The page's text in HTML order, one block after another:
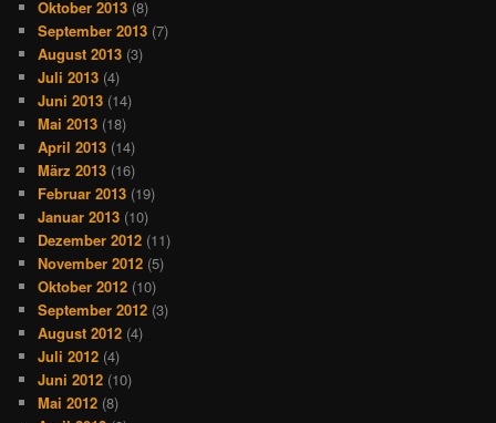
Oktober 2013 (8)
September 2013 (7)
August 2013 (3)
Juli 2013 (4)
Juni 2013 (14)
Mai 2013 (18)
April 2013 (14)
März 2013 (16)
Februar 2013 (19)
Januar 2013 (10)
Dezember 2012 (11)
November 2012 (5)
Oktober 2012 (10)
September 2012 (3)
August 2012 (4)
Juli 2012 (4)
Juni 2012 (10)
Mai 2012 (8)